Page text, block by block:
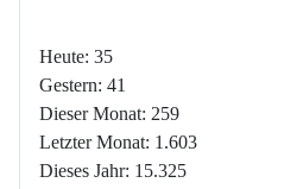
Heute: 35
Gestern: 41
Dieser Monat: 259
Letzter Monat: 1.603
Dieses Jahr: 15.325